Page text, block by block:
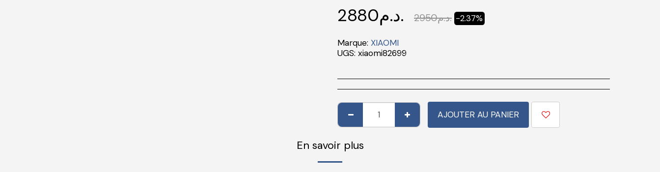
2880 د.م. 2950 د.م. -2.37%
Marque: XIAOMI
UGS: xiaomi82699
AJOUTER AU PANIER
En savoir plus